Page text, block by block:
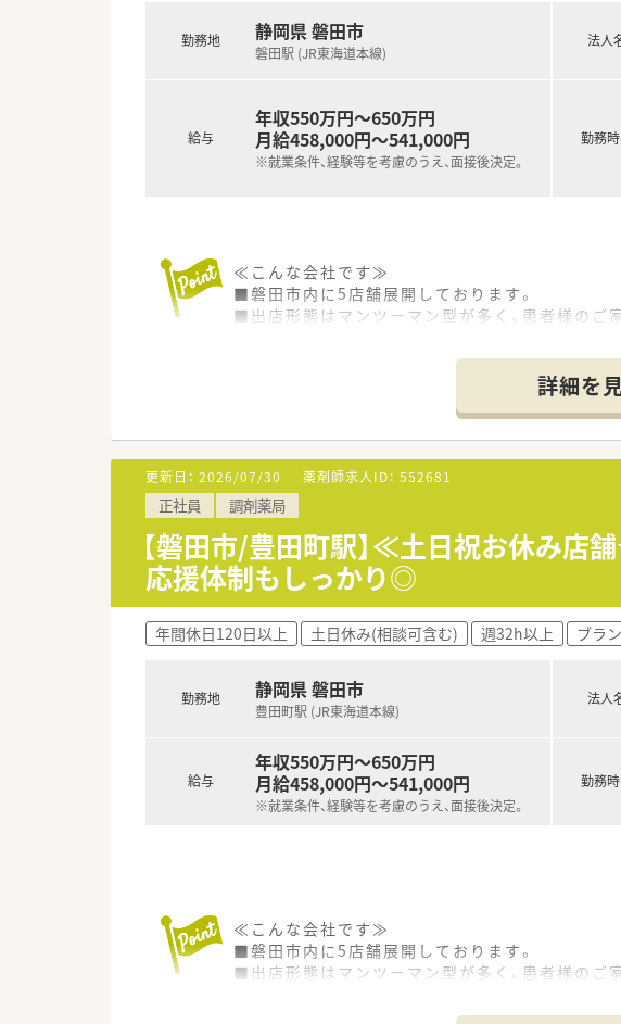
勤務地 静岡県 磐田市
磐田駅 (JR東海道本線)
給与
年収550万円～650万円
月給458,000円～541,000円
※就業条件、経験等を考慮のうえ、面接後決定。
法人
勤務
≪こんな会社です≫
■磐田市内に5店舗展開しております。
■出店形態はマンツーマン型が多く、患者様のご
■今後も同地域に根ざした地域医療、無理な異動
詳細を
更新日： 2026/07/30 薬剤師求人ID： 552681
正社員 調剤薬局
【磐田市/豊田町駅】≪土日祝お休み店
応援体制もしっかり◎
年間休日120日以上 土日休み(相談可含む) 週32h以上 ブラ
勤務地 静岡県 磐田市
豊田町駅 (JR東海道本線)
給与
年収550万円～650万円
月給458,000円～541,000円
※就業条件、経験等を考慮のうえ、面接後決定。
法人
勤務
≪こんな会社です≫
■磐田市内に5店舗展開しております。
■出店形態はマンツーマン型が多く、患者様のご
■今後も同地域に根ざした地域医療、無理な異動